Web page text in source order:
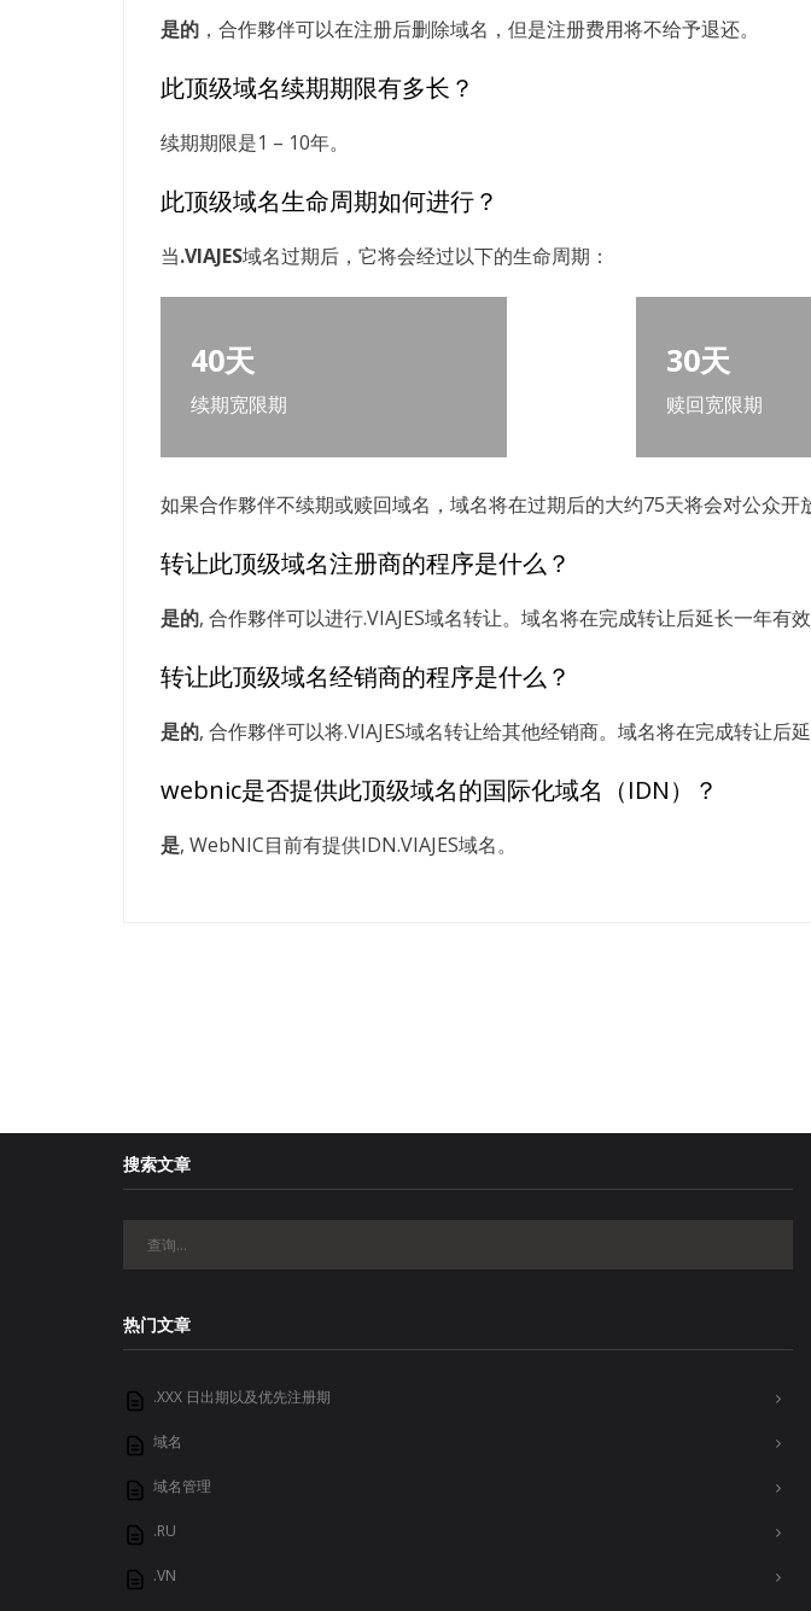
是的 ，合作夥伴可以在注册后删除域名，但是注册费用将不给予退还。
此顶级域名续期期限有多长？
续期期限是1 – 10年。
此顶级域名生命周期如何进行？
当.VIAJES域名过期后，它将会经过以下的生命周期：
40天
续期宽限期
30天
赎回宽限期
如果合作夥伴不续期或赎回域名，域名将在过期后的大约75天将会对公众开
转让此顶级域名注册商的程序是什么？
是的, 合作夥伴可以进行.VIAJES域名转让。域名将在完成转让后延长一年有
转让此顶级域名经销商的程序是什么？
是的, 合作夥伴可以将.VIAJES域名转让给其他经销商。域名将在完成转让后
webnic是否提供此顶级域名的国际化域名（IDN）？
是, WebNIC目前有提供IDN.VIAJES域名。
搜索文章
热门文章
.XXX 日出期以及优先注册期
域名
域名管理
.RU
.VN